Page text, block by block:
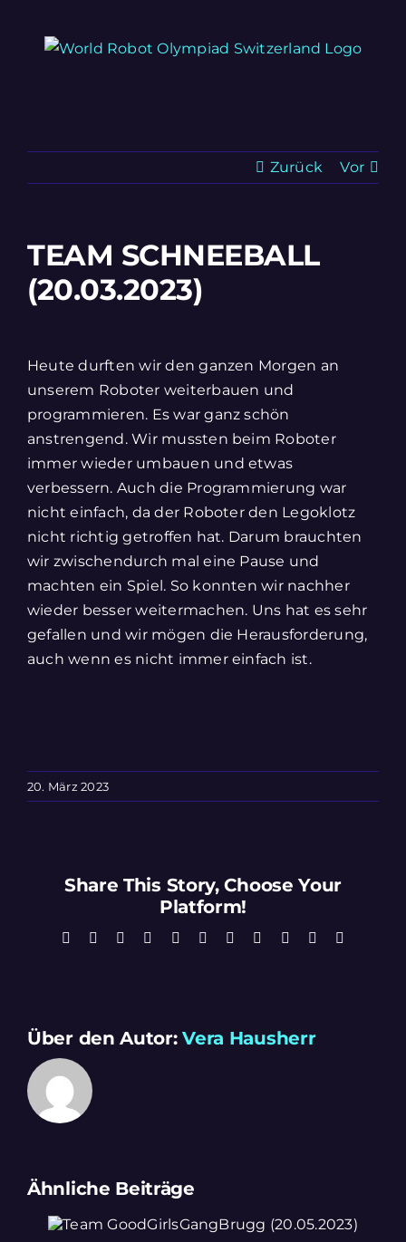
Zurück Vor
TEAM SCHNEEBALL
(20.03.2023)
grösseres
Bild
Heute durften wir den ganzen Morgen an
unserem Roboter weiterbauen und
programmieren. Es war ganz schön
anstrengend. Wir mussten beim Roboter
immer wieder umbauen und etwas
verbessern. Auch die Programmierung war
nicht einfach, da der Roboter den Legoklotz
nicht richtig getroffen hat. Darum brauchten
wir zwischendurch mal eine Pause und
machten ein Spiel. So konnten wir nachher
wieder besser weitermachen. Uns hat es sehr
gefallen und wir mögen die Herausforderung,
auch wenn es nicht immer einfach ist.
20. März 2023
Share This Story, Choose Your
Platform!
Facebook Reddit LinkedInWhatsAppTelegram
TumblrPinterest Xing
Über den Autor:Vera Hausherr
Ähnliche Beiträge
Team